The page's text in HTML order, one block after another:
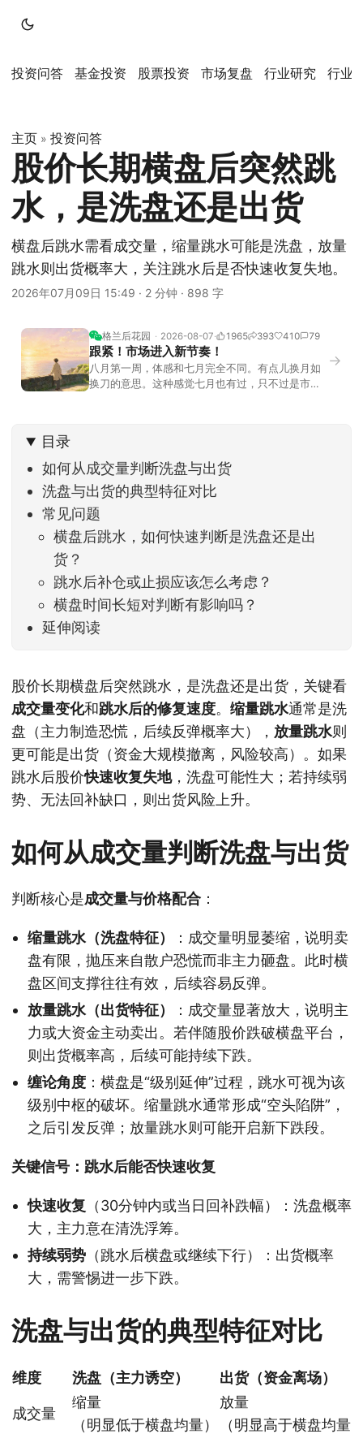
投资问答 基金投资 股票投资 市场复盘 行业研究 行业
主页 » 投资问答
股价长期横盘后突然跳
水，是洗盘还是出货
横盘后跳水需看成交量，缩量跳水可能是洗盘，放量
跳水则出货概率大，关注跳水后是否快速收复失地。
2026年07月09日 15:49 · 2 分钟 · 898 字
格兰后花园 2026-08-07 1965 393 410 79
跟紧！市场进入新节奏！
八月第一周，体感和七月完全不同。有点儿换月如
换刀的意思。这种感觉七月也有过，只不过是市场
家感受到了春天般的暖风。指数涨了百点，交易额
回暖到2
→
目录
如何从成交量判断洗盘与出货
洗盘与出货的典型特征对比
常见问题
横盘后跳水，如何快速判断是洗盘还是出
货？
跳水后补仓或止损应该怎么考虑？
横盘时间长短对判断有影响吗？
延伸阅读
股价长期横盘后突然跳水，是洗盘还是出货，关键看
成交量变化和跳水后的修复速度。 缩量跳水通常是洗
盘（主力制造恐慌，后续反弹概率大）， 放量跳水则
更可能是出货（资金大规模撤离，风险较高）。如果
跳水后股价快速收复失地，洗盘可能性大；若持续弱
势、无法回补缺口，则出货风险上升。
如何从成交量判断洗盘与出货
判断核心是成交量与价格配合 ：
缩量跳水（洗盘特征）
：成交量明显萎缩，说明卖
盘有限，抛压来自散户恐慌而非主力砸盘。此时横
盘区间支撑往往有效，后续容易反弹。
放量跳水（出货特征）
：成交量显著放大，说明主
力或大资金主动卖出。若伴随股价跌破横盘平台，
则出货概率高，后续可能持续下跌。
缠论角度 ：横盘是“级别延伸”过程，跳水可视为该
级别中枢的破坏。缩量跳水通常形成“空头陷阱”，
之后引发反弹；放量跳水则可能开启新下跌段。
关键信号：跳水后能否快速收复
快速收复 （30分钟内或当日回补跌幅）：洗盘概率
大，主力意在清洗浮筹。
持续弱势 （跳水后横盘或继续下行）：出货概率
大，需警惕进一步下跌。
洗盘与出货的典型特征对比
维度 洗盘（主力诱空） 出货（资金离场）
成交量
缩量
（明显低于横盘均量）
放量
（明显高于横盘均量